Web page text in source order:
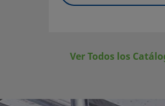
Ver Todos los